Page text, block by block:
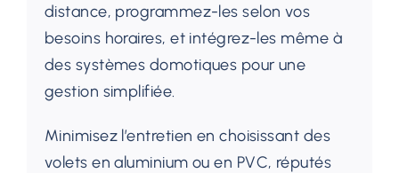
distance, programmez-les selon vos
besoins horaires, et intégrez-les même à
des systèmes domotiques pour une
gestion simplifiée.
Minimisez l’entretien en choisissant des
volets en aluminium ou en PVC, réputés